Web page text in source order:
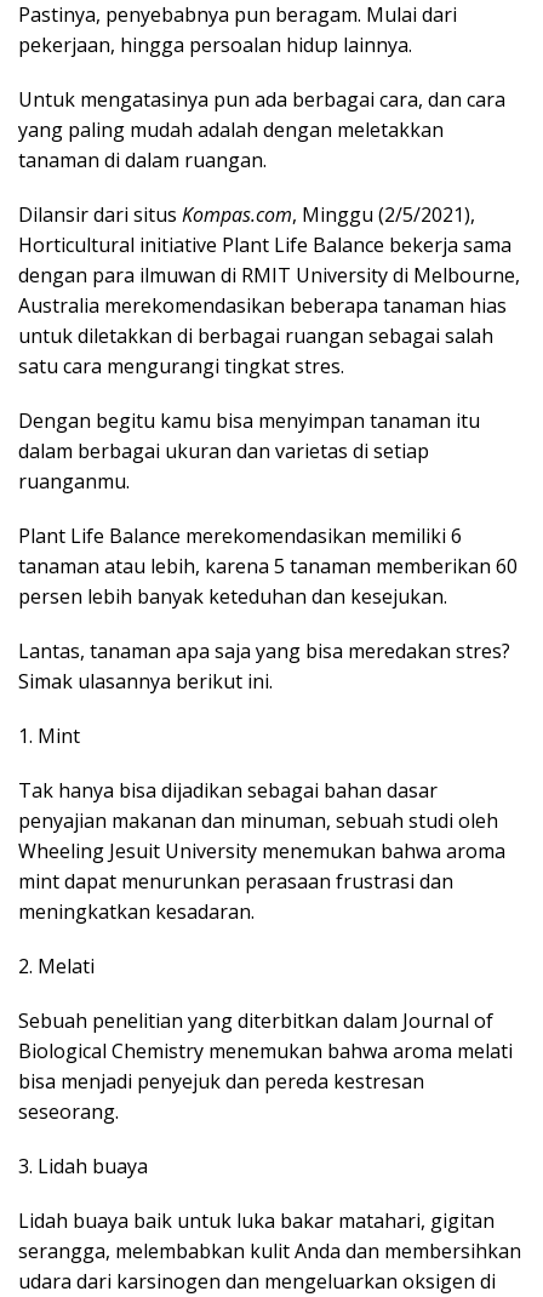
Pastinya, penyebabnya pun beragam. Mulai dari
pekerjaan, hingga persoalan hidup lainnya.
Untuk mengatasinya pun ada berbagai cara, dan cara
yang paling mudah adalah dengan meletakkan
tanaman di dalam ruangan.
Dilansir dari situs Kompas.com, Minggu (2/5/2021),
Horticultural initiative Plant Life Balance bekerja sama
dengan para ilmuwan di RMIT University di Melbourne,
Australia merekomendasikan beberapa tanaman hias
untuk diletakkan di berbagai ruangan sebagai salah
satu cara mengurangi tingkat stres.
Dengan begitu kamu bisa menyimpan tanaman itu
dalam berbagai ukuran dan varietas di setiap
ruanganmu.
Plant Life Balance merekomendasikan memiliki 6
tanaman atau lebih, karena 5 tanaman memberikan 60
persen lebih banyak keteduhan dan kesejukan.
Lantas, tanaman apa saja yang bisa meredakan stres?
Simak ulasannya berikut ini.
1. Mint
Tak hanya bisa dijadikan sebagai bahan dasar
penyajian makanan dan minuman, sebuah studi oleh
Wheeling Jesuit University menemukan bahwa aroma
mint dapat menurunkan perasaan frustrasi dan
meningkatkan kesadaran.
2. Melati
Sebuah penelitian yang diterbitkan dalam Journal of
Biological Chemistry menemukan bahwa aroma melati
bisa menjadi penyejuk dan pereda kestresan
seseorang.
3. Lidah buaya
Lidah buaya baik untuk luka bakar matahari, gigitan
serangga, melembabkan kulit Anda dan membersihkan
udara dari karsinogen dan mengeluarkan oksigen di